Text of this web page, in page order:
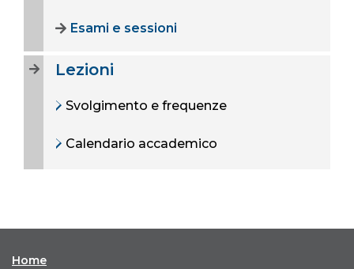
Esami e sessioni
Lezioni
Svolgimento e frequenze
Calendario accademico
Home